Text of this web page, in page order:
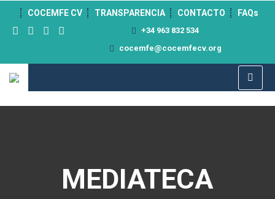
COCEMFE CV TRANSPARENCIA CONTACTO FAQs
+34 963 832 534
cocemfe@cocemfecv.org
MEDIATECA